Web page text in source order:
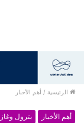
الرئيسية / أهم الأخبار
أهم الأخبار بترول وغاز